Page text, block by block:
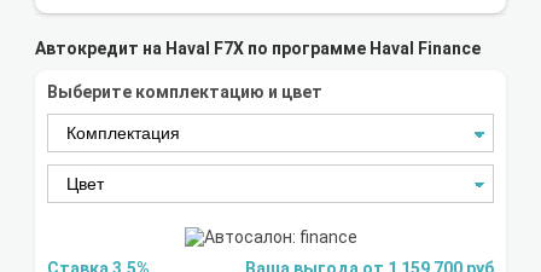
Автокредит на Haval F7X по программе Haval Finance
Выберите комплектацию и цвет